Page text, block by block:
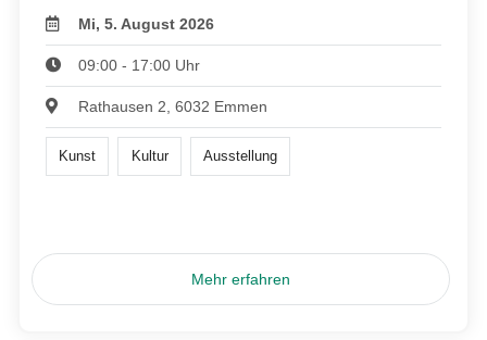
Mi, 5. August 2026
09:00 - 17:00 Uhr
Rathausen 2, 6032 Emmen
Kunst Kultur Ausstellung
Mehr erfahren